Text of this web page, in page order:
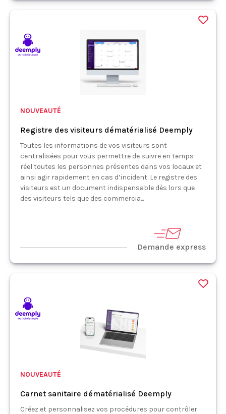
NOUVEAUTÉ
Registre des visiteurs dématérialisé Deemply
Toutes les informations de vos visiteurs sont
centralisées pour vous permettre de suivre en temps
réel toutes les personnes présentes dans vos locaux et
ainsi agir rapidement en cas d’incident. Le registre des
visiteurs est un document indispensable dès lors que
des visiteurs tels que des commercia...
Demande express
NOUVEAUTÉ
Carnet sanitaire dématérialisé Deemply
Créez et personnalisez vos procédures pour contrôler